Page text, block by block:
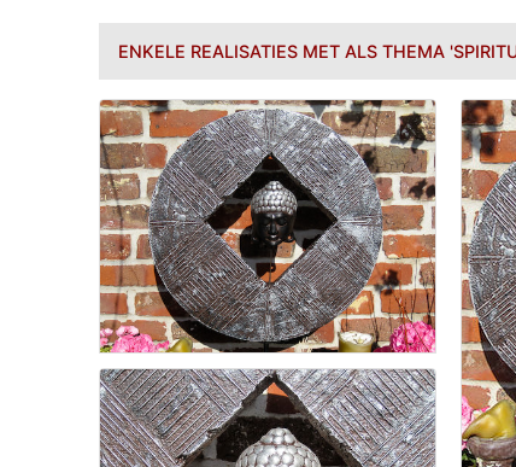
ENKELE REALISATIES MET ALS THEMA